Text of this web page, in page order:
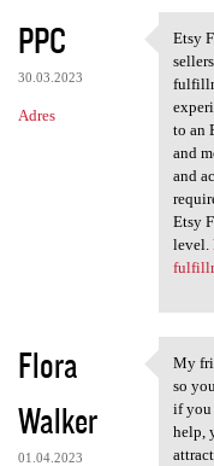
PPC
30.03.2023
Adres
Etsy
Etsy
to an
and
and
Etsy
level.
Flora
Walker
01.04.2023
My
My
so
if you
help,